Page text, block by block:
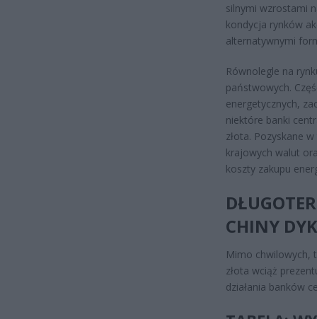
silnymi wzrostami
kondycja rynków
alternatywnymi
Równolegle na
państwowych.
energetycznych,
niektóre banki
złota. Pozyskane
krajowych walut
koszty zakupu
CHINY
Mimo chwilowych,
złota wciąż
działania banków